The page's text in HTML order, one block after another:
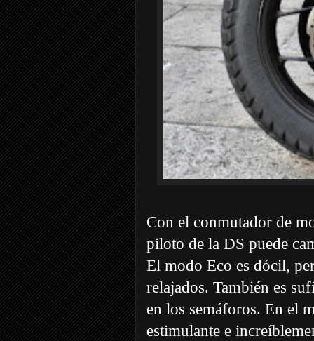
Con el conmutador de
piloto de la DS puede
El modo Eco es dócil,
relajados. También es
en los semáforos. En el
estimulante e